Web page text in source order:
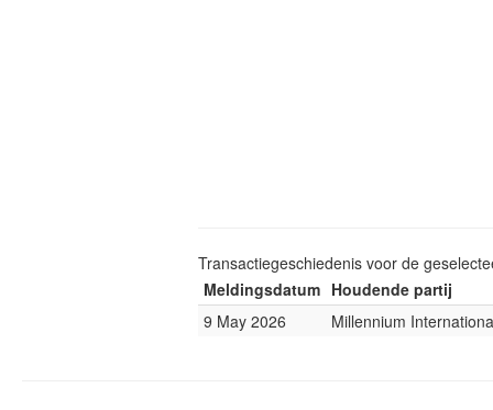
Transactiegeschiedenis voor de
Meldingsdatum Houdende partij
9 May 2026
Millennium